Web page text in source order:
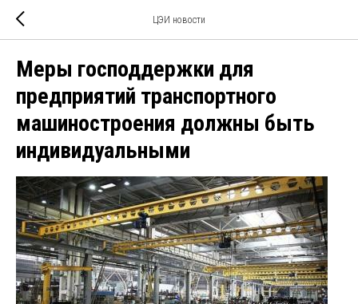
ЦЭИ новости
Меры господдержки для
предприятий транспортного
машиностроения должны быть
индивидуальными